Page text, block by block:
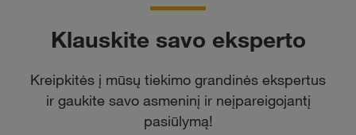
Jokių kamščių ir važiavimo draudimų
Konkretus pristatymo laikas
Klauskite savo eksperto
Kreipkitės į mūsų tiekimo grandinės ekspertus
ir gaukite savo asmeninį ir neįpareigojantį
pasiūlymą!